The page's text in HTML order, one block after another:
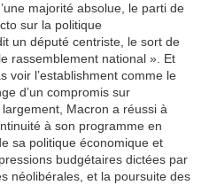
majorité absolue, le parti de
sur la politique
un député centriste, le sort de
rassemblement national ». Et
voir l’establishment comme le
d’un compromis sur
Macron a réussi à
à son programme en
sa politique économique et
budgétaires dictées par
néolibérales, et la poursuite des